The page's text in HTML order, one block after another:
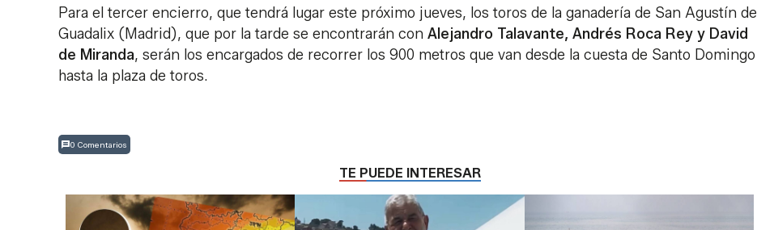
Para el tercer encierro, que tendrá lugar este próximo jueves, los toros de la ganadería de San Agustín de
Guadalix (Madrid), que por la tarde se encontrarán con Alejandro Talavante, Andrés Roca Rey y David
de Miranda, serán los encargados de recorrer los 900 metros que van desde la cuesta de Santo Domingo
hasta la plaza de toros.
0 Comentarios
TE PUEDE INTERESAR